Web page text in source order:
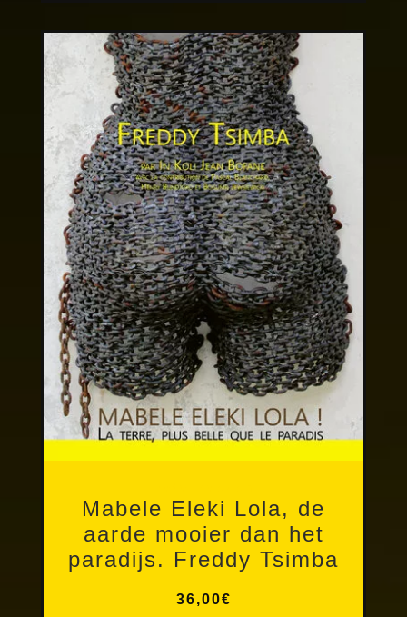
Mabele Eleki Lola, de
aarde mooier dan het
paradijs. Freddy Tsimba
36,00€